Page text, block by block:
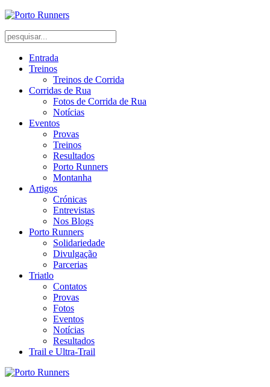
Entrada
Treinos
Treinos de Corrida
Corridas de Rua
Fotos de Corrida de Rua
Notícias
Eventos
Provas
Treinos
Resultados
Porto Runners
Montanha
Artigos
Crónicas
Entrevistas
Nos Blogs
Porto Runners
Solidariedade
Divulgação
Parcerias
Triatlo
Contatos
Provas
Fotos
Eventos
Notícias
Resultados
Trail e Ultra-Trail